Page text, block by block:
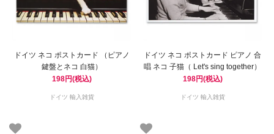
ドイツ ネコ ポストカード （ピアノ
鍵盤とネコ 白猫）
198円(税込)
ドイツ 輸入雑貨
ドイツ ネコ ポストカード ピアノ 合
唱 ネコ 子猫（ Let's sing together）
198円(税込)
ドイツ 輸入雑貨